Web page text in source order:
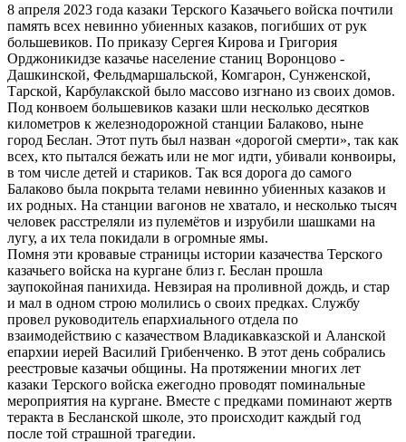
8 апреля 2023 года казаки Терского Казачьего войска почтили
память всех невинно убиенных казаков, погибших от рук
большевиков. По приказу Сергея Кирова и Григория
Орджоникидзе казачье население станиц Воронцово -
Дашкинской, Фельдмаршальской, Комгарон, Сунженской,
Тарской, Карбулакской было массово изгнано из своих домов.
Под конвоем большевиков казаки шли несколько десятков
километров к железнодорожной станции Балаково, ныне
город Беслан. Этот путь был назван «дорогой смерти», так как
всех, кто пытался бежать или не мог идти, убивали конвоиры,
в том числе детей и стариков. Так вся дорога до самого
Балаково была покрыта телами невинно убиенных казаков и
их родных. На станции вагонов не хватало, и несколько тысяч
человек расстреляли из пулемётов и изрубили шашками на
лугу, а их тела покидали в огромные ямы.
Помня эти кровавые страницы истории казачества Терского
казачьего войска на кургане близ г. Беслан прошла
заупокойная панихида. Невзирая на проливной дождь, и стар
и мал в одном строю молились о своих предках. Службу
провел руководитель епархиального отдела по
взаимодействию с казачеством Владикавказской и Аланской
епархии иерей Василий Грибенченко. В этот день собрались
реестровые казачьи общины. На протяжении многих лет
казаки Терского войска ежегодно проводят поминальные
мероприятия на кургане. Вместе с предками поминают жертв
теракта в Бесланской школе, это происходит каждый год
после той страшной трагедии.